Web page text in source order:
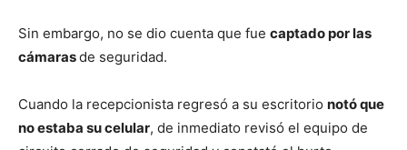
Sin embargo, no se dio cuenta que fue captado por las
cámarasde seguridad.
Cuando la recepcionista regresó a su escritorio notó que
no estaba su celular, de inmediato revisó el equipo de